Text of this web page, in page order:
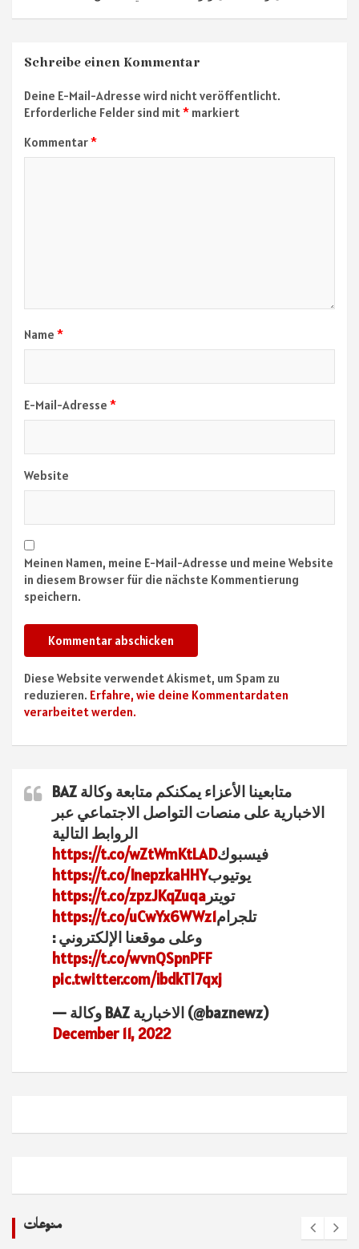
Schreibe einen Kommentar
Deine E-Mail-Adresse wird nicht veröffentlicht.
Erforderliche Felder sind mit* markiert
Kommentar*
Name *
E-Mail-Adresse *
Website
Meinen Namen, meine E-Mail-Adresse und meine Website
in diesem Browser für die nächste Kommentierung
speichern.
Diese Website verwendet Akismet, um Spam zu
reduzieren. Erfahre, wie deine Kommentardaten
verarbeitet werden.
متابعينا الأعزاء يمكنكم متابعة وكالة BAZ
الاخبارية على منصات التواصل الاجتماعي عبر
الروابط التالية
فيسبوكhttps://t.co/wZtWmKtLAD
يوتيوبhttps://t.co/InepzkaHHY
تويتر https://t.co/zpzJKqZuqa
تلجرامhttps://t.co/uCwYx6WWz1
وعلى موقعنا الإلكتروني :
https://t.co/wvnQSpnPFF
pic.twitter.com/ibdkTl7qxj
— وكالة BAZ الاخبارية (@baznewz)
December 11, 2022
منوعات